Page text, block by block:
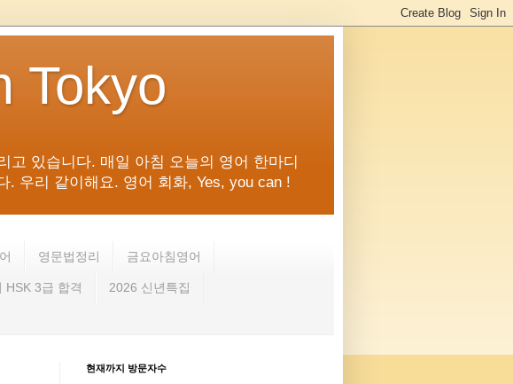
Tokyo
있습니다. 매일 아침 오늘의 영어 한마디
. 우리 같이해요. 영어 회화, Yes, you can !
영문법정리 금요아침영어
HSK 3급 합격 2026 신년특집
현재까지 방문자수